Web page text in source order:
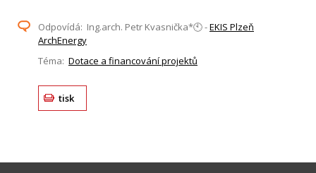
Odpovídá: Ing.arch. Petr Kvasnička*🕙 -EKIS Plzeň
ArchEnergy
Téma: Dotace a financování projektů
tisk